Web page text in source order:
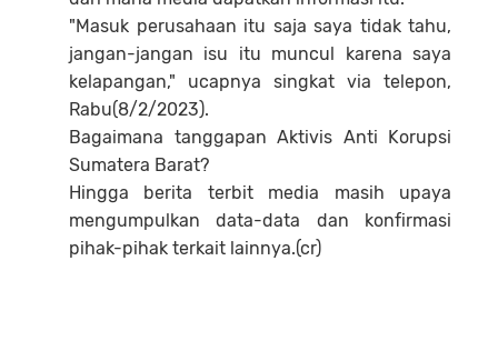
"Masuk perusahaan itu saja saya tidak tahu,
jangan-jangan isu itu muncul karena saya
kelapangan," ucapnya singkat via telepon,
Rabu(8/2/2023).
Bagaimana tanggapan Aktivis Anti Korupsi
Sumatera Barat?
Hingga berita terbit media masih upaya
mengumpulkan data-data dan konfirmasi
pihak-pihak terkait lainnya.(cr)